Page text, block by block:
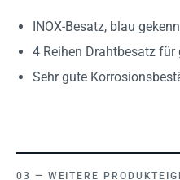
INOX-Besatz, blau
4 Reihen Drahtbesatz
Sehr gute
WEITERE